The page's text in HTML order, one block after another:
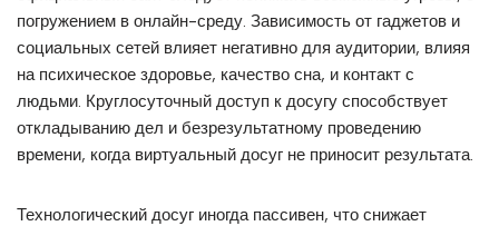
погружением в онлайн-среду. Зависимость от гаджетов и
социальных сетей влияет негативно для аудитории, влияя
на психическое здоровье, качество сна, и контакт с
людьми. Круглосуточный доступ к досугу способствует
откладыванию дел и безрезультатному проведению
времени, когда виртуальный досуг не приносит результата.
Технологический досуг иногда пассивен, что снижает